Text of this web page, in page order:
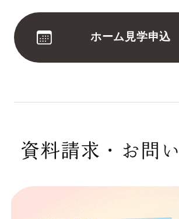
ホーム見学申込
資料請求・お問